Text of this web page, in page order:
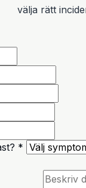
välja rätt
*